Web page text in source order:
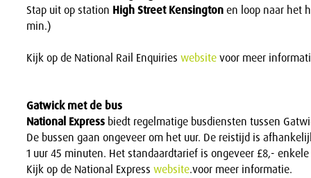
Stap uit op station High Street Kensingtonen loop naar het
min.)
Kijk op de National Rail Enquiries websitevoor meer
Gatwick met de bus
National Expressbiedt regelmatige busdiensten tussen
De bussen gaan ongeveer om het uur. De reistijd is
1 uur 45 minuten. Het standaardtarief is ongeveer £8,-
Kijk op de National Express website.voor meer informatie.